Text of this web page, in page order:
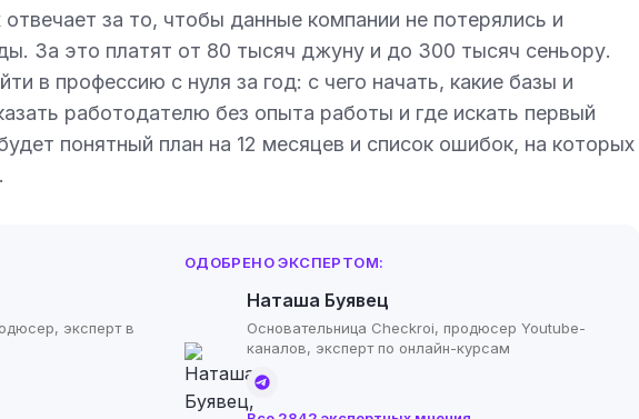
за то, чтобы данные компании не потерялись и
За это платят от 80 тысяч джуну и до 300 тысяч сеньору.
в профессию с нуля за год: с чего начать, какие базы и
работодателю без опыта работы и где искать первый
понятный план на 12 месяцев и список ошибок, на которых
эксперт в
ОДОБРЕНО ЭКСПЕРТОМ:
Наташа Буявец
Основательница Checkroi, продюсер Youtube-
каналов, эксперт по онлайн-курсам